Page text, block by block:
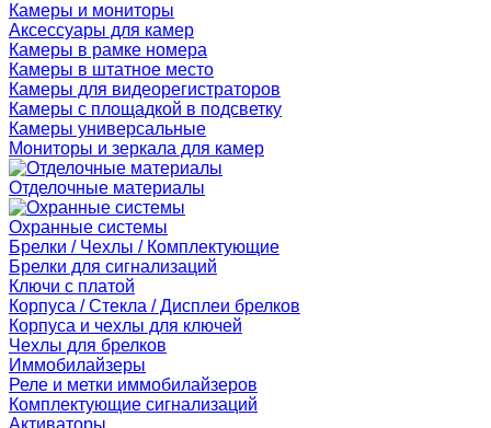
Камеры и мониторы
Аксессуары для камер
Камеры в рамке номера
Камеры в штатное место
Камеры для видеорегистраторов
Камеры с площадкой в подсветку
Камеры универсальные
Мониторы и зеркала для камер
Отделочные материалы
Охранные системы
Брелки / Чехлы / Комплектующие
Брелки для сигнализаций
Ключи с платой
Корпуса / Стекла / Дисплеи брелков
Корпуса и чехлы для ключей
Чехлы для брелков
Иммобилайзеры
Реле и метки иммобилайзеров
Комплектующие сигнализаций
Активаторы